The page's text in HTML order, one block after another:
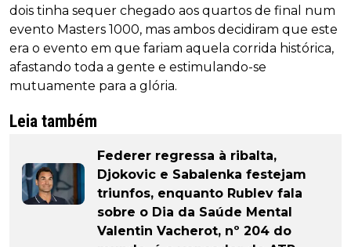
dois tinha sequer chegado aos quartos de final num
evento Masters 1000, mas ambos decidiram que este
era o evento em que fariam aquela corrida histórica,
afastando toda a gente e estimulando-se
mutuamente para a glória.
Leia também
Federer regressa à ribalta,
Djokovic e Sabalenka festejam
triunfos, enquanto Rublev fala
sobre o Dia da Saúde Mental
Valentin Vacherot, nº 204 do